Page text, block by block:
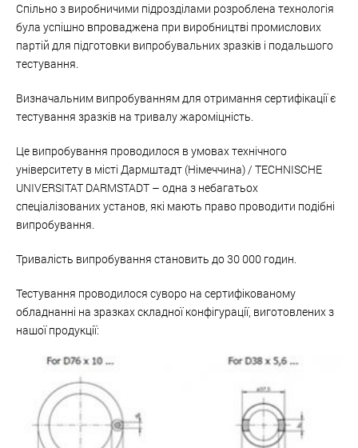
Спільно з виробничими підрозділами розроблена технологія
була успішно впроваджена при виробництві промислових
партій для підготовки випробувальних зразків і подальшого
тестування.
Визначальним випробуванням для отримання сертифікації є
тестування зразків на тривалу жароміцність.
Це випробування проводилося в умовах технічного
університету в місті Дармштадт (Німеччина) / TECHNISCHE
UNIVERSITAT DARMSTADT – одна з небагатьох
спеціалізованих установ, які мають право проводити подібні
випробування.
Тривалість випробування становить до 30 000 годин.
Тестування проводилося суворо на сертифікованому
обладнанні на зразках складної конфігурації, виготовлених з
нашої продукції: